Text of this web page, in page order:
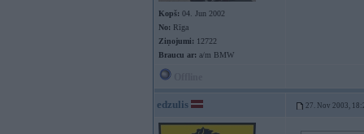
Kopš: 04. Jun 2002
No: Rīga
Ziņojumi: 12722
Braucu ar: a/m BMW
edzulis 27. Nov 2003,